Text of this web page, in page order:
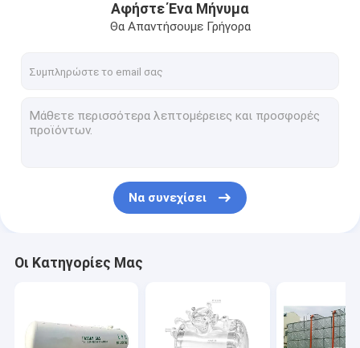
Σχετικά με εμάς
Αφήστε Ένα Μήνυμα
Θα Απαντήσουμε Γρήγορα
Να συνεχίσει
Οι Κατηγορίες Μας